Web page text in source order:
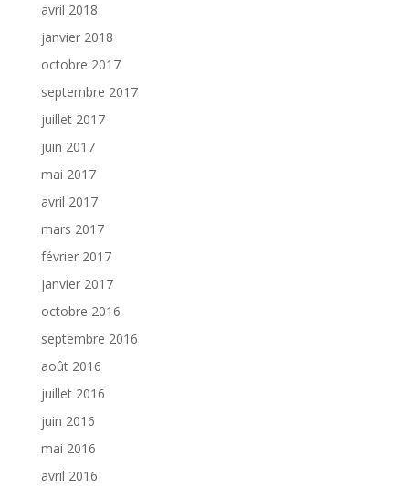
avril 2018
janvier 2018
octobre 2017
septembre 2017
juillet 2017
juin 2017
mai 2017
avril 2017
mars 2017
février 2017
janvier 2017
octobre 2016
septembre 2016
août 2016
juillet 2016
juin 2016
mai 2016
avril 2016